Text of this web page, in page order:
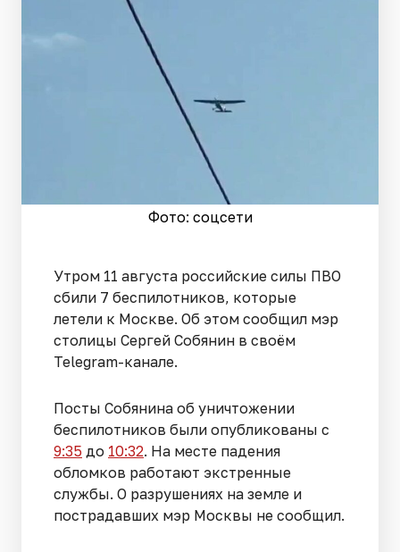
Фото: соцсети
Утром 11 августа российские силы ПВО
сбили 7 беспилотников, которые
летели к Москве. Об этом сообщил мэр
столицы Сергей Собянин в своём
Telegram-канале.
Посты Собянина об уничтожении
беспилотников были опубликованы с
9:35 до 10:32. На месте падения
обломков работают экстренные
службы. О разрушениях на земле и
пострадавших мэр Москвы не сообщил.